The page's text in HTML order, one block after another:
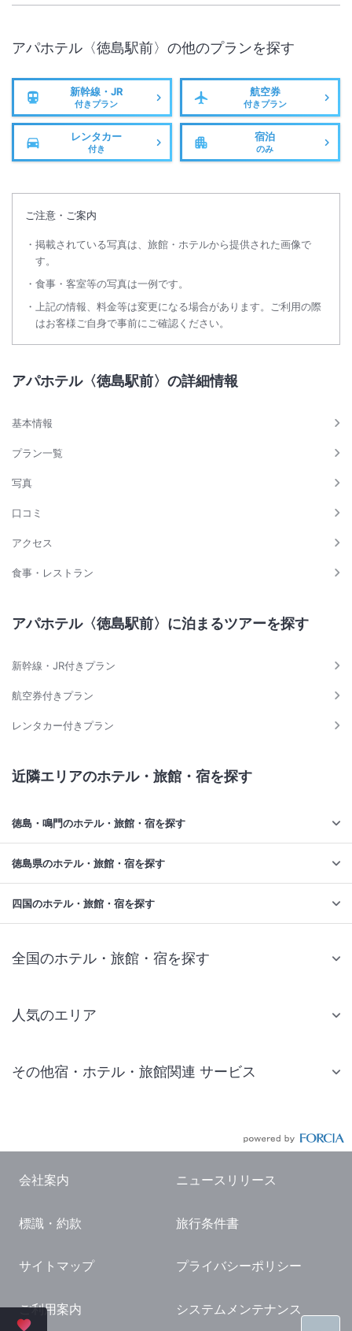
アパホテル〈徳島駅前〉 の他のプランを探す
新幹線・JR
付きプラン
航空券
付きプラン
レンタカー
付き
宿泊
のみ
ご注意・ご案内
掲載されている写真は、旅館・ホテルから提供された画像で
す。
食事・客室等の写真は一例です。
上記の情報、料金等は変更になる場合があります。ご利用の際
はお客様ご自身で事前にご確認ください。
アパホテル〈徳島駅前〉の詳細情報
基本情報
プラン一覧
写真
口コミ
アクセス
食事・レストラン
アパホテル〈徳島駅前〉に泊まるツアーを探す
新幹線・JR付きプラン
航空券付きプラン
レンタカー付きプラン
近隣エリアのホテル・旅館・宿を探す
徳島・鳴門のホテル・旅館・宿を探す
徳島県のホテル・旅館・宿を探す
四国のホテル・旅館・宿を探す
全国のホテル・旅館・宿を探す
人気のエリア
仙台 ホテル
東京ドーム ホテル
横浜 ホテル
熱海 ホテル
京都 ホテル
その他宿・ホテル・旅館関連 サービス
国内観光ガイド
旅行・観光情報
会社案内 ニュースリリース
標識・約款 旅行条件書
サイトマップ プライバシーポリシー
ご利用案内 システムメンテナンス